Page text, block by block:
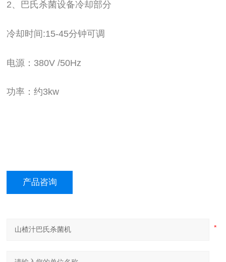
2、巴氏杀菌设备冷却部分
冷却时间:15-45分钟可调
电源：380V /50Hz
功率：约3kw
产品咨询